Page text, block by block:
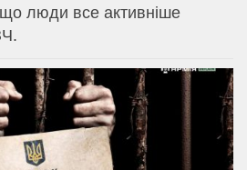
люди все активніше